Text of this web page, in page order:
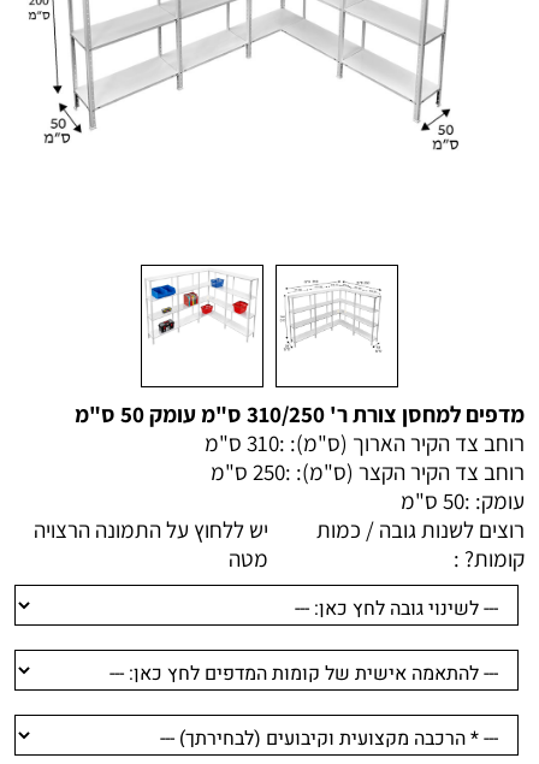
מדפים למחסן צורת ר' 310/250 ס"מ עומק 50 ס"מ
רוחב צד הקיר הארוך (ס"מ): :310 ס"מ
רוחב צד הקיר הקצר (ס"מ): :250 ס"מ
עומק: :50 ס"מ
רוצים לשנות גובה / כמות
קומות? :
יש ללחוץ על התמונה הרצויה
מטה